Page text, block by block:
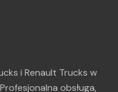
i Renault Trucks w
obsługa,